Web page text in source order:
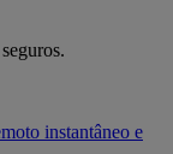
instantâneo e